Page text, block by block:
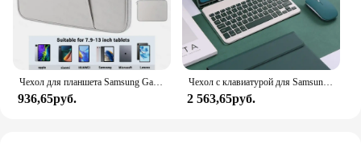
Чехол для планшета Samsung Galaxy Tab S7 FE S8 S9 Plus A8 S6 Lite, Чехол для iPad Pro 11 12 9 iPad 7 8 9 Gen Air 4 5, чехол для планшета
936,65руб.
Чехол с клавиатурой для Samsung Galaxy Tab A9 Plus, чехол для планшета S6 Lite 10,4 дюйма S7 S8 S9 11 дюймов S7 + S8 + S9 + S9 FE + 12,4 дюйма
2 563,65руб.